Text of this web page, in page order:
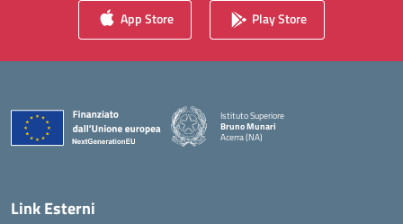
App Store Play Store
Istituto Superiore
Bruno Munari
Acerra (NA)
Link Esterni